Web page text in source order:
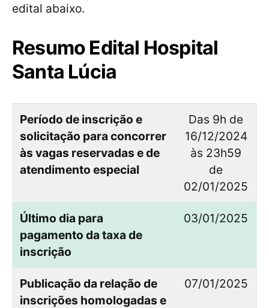
edital abaixo.
Resumo Edital Hospital
Santa Lúcia
Período de inscrição e
solicitação para concorrer
às vagas reservadas e de
atendimento especial
Das 9h de
16/12/2024
às 23h59
de
02/01/2025
Último dia para
pagamento da taxa de
inscrição
03/01/2025
Publicação da relação de
inscrições homologadas e
07/01/2025